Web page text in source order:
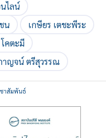
ไลน์
น
เกษียร เตชะพีระ
คตะมี
ญจน์ ตรีสุวรรณ
าสัมพันธ์